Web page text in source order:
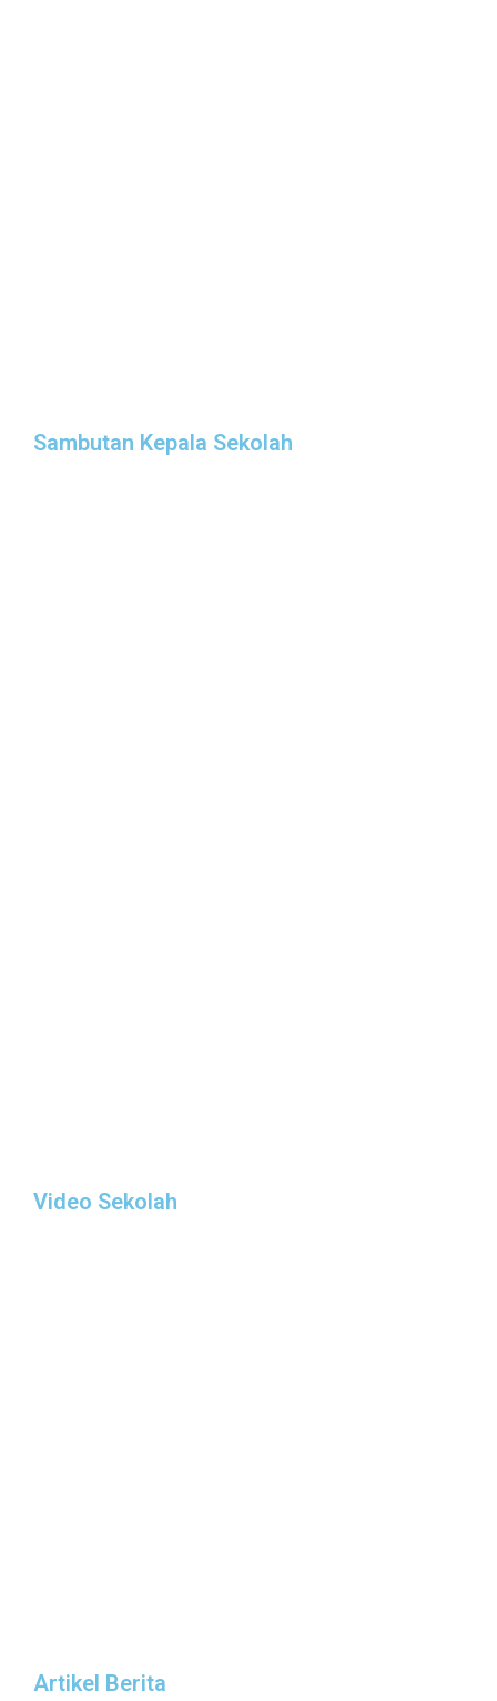
Sambutan Kepala Sekolah
Video Sekolah
Artikel Berita